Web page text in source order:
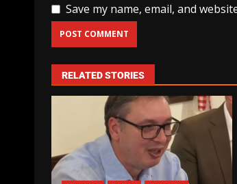
Save my name, email, and
RELATED STORIES